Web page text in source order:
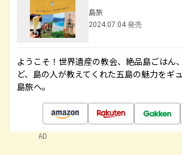
島旅
2024.07.04 発売
ようこそ！世界遺産の教会、絶品島ごはん
ど、島の人が教えてくれた五島の魅力をギ
島旅へ。
AD